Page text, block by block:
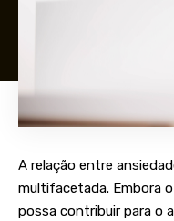
A relação entre
multifacetada. Embora
possa contribuir para o